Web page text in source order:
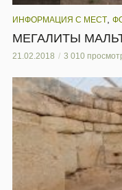
ИНФОРМАЦИЯ С МЕСТ
МЕГАЛИТЫ
21.02.2018 3 010